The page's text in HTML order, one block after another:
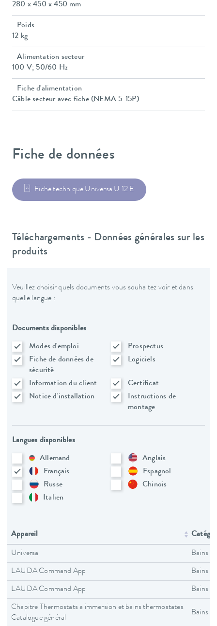
280 x 450 x 450 mm
Poids
12 kg
Alimentation secteur
100 V; 50/60 Hz
Fiche d'alimentation
Câble secteur avec fiche (NEMA 5-15P)
Fiche de données
Fiche technique Universa U 12 E
Téléchargements - Données générales sur les
produits
Veuillez choisir quels documents vous souhaitez voir et dans
quelle langue :
Documents disponibles
Modes d'emploi
Prospectus
Fiche de données de
sécurité
Logiciels
Information du client
Certificat
Notice d'installation
Instructions de
montage
Langues disponibles
Allemand
Anglais
Français
Espagnol
Russe
Chinois
Italien
Appareil
Universa Bains
LAUDA Command App Bains
LAUDA Command App Bains
Chapitre Thermostats a immersion et bains thermostates
Catalogue général
Bains